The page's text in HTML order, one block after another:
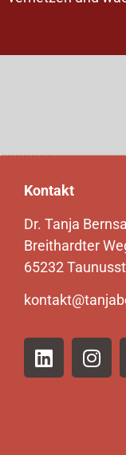
Kontakt
Dr. Tanja
Breithardter
65232